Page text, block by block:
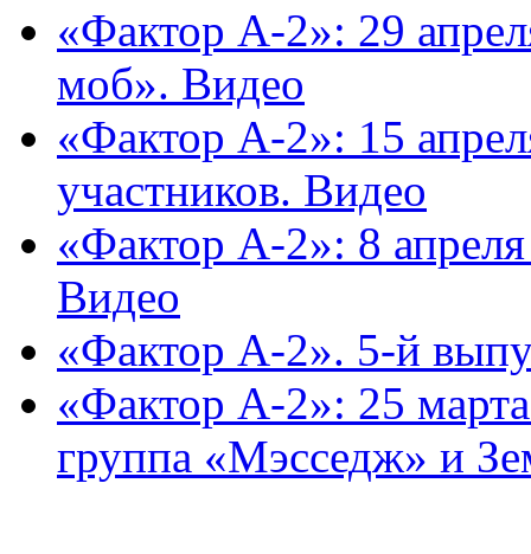
«Фактор А-2»: 29
моб». Видео
«Фактор А-2»: 15
участников. Видео
«Фактор А-2»: 8
Видео
«Фактор А-2». 5-й
«Фактор А-2»: 25
группа «Мэсседж» и